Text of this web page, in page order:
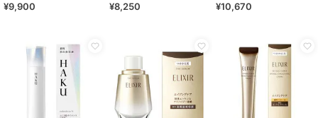
¥9,900 ¥8,250 ¥10,670